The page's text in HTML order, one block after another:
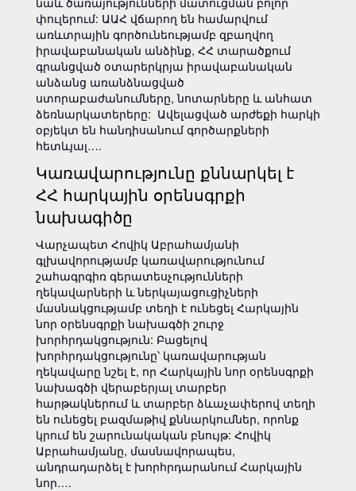
փուլերում: ԱԱՀ վճարող են համարվում
առևտրային գործունեությամբ զբաղվող
իրավաբանական անձինք, ՀՀ տարածքում
գրանցված օտարերկրյա իրավաբանական
անձանց առանձնացված
ստորաբաժանումները, նոտարները և անհատ
ձեռնարկատերերը: Ավելացված արժեքի հարկի
օբյեկտ են հանդիսանում գործարքների
հետևյալ….
Կառավարությունը քննարկել է
ՀՀ հարկային օրենսգրքի
նախագիծը
Վարչապետ Հովիկ Աբրահամյանի
գլխավորությամբ կառավարությունում
շահագրգիռ գերատեսչությունների
ղեկավարների և ներկայացուցիչների
մասնակցությամբ տեղի է ունեցել Հարկային
նոր օրենսգրքի նախագծի շուրջ
խորհրդակցություն: Բացելով
խորհրդակցությունը՝ կառավարության
ղեկավարը նշել է, որ Հարկային նոր օրենսգրքի
նախագծի վերաբերյալ տարբեր
հարթակներում և տարբեր ձևաչափերով տեղի
են ունեցել բազմաթիվ քննարկումներ, որոնք
կրում են շարունակական բնույթ: Հովիկ
Աբրահամյանը, մասնավորապես,
անդրադարձել է խորհրդարանում Հարկային
նոր….